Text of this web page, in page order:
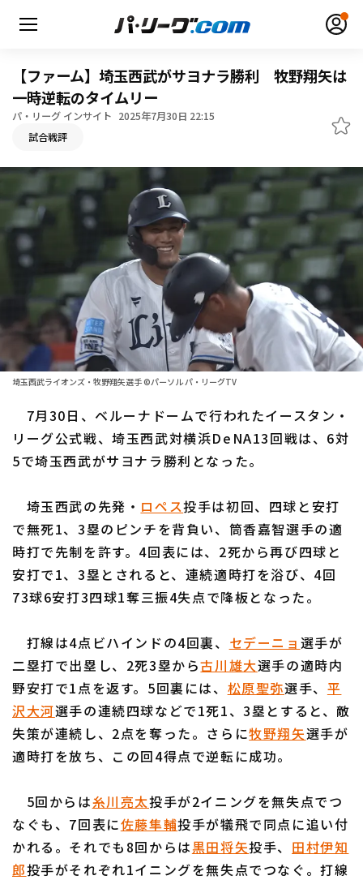
HOME
動画
日程・結果
順位表･成績
1軍公式戦
ファーム東地区
ファーム西地区
交流戦
選手名鑑
選手名鑑トップ
北海道日本ハムファイターズ
東北楽天ゴールデンイーグルス
千葉ロッテマリーンズ
オリックス・バファローズ
福岡ソフトバンクホークス
ニュース
設定
利用規約 プライバシーポリシー
運営会社（別ウィンドウで開く） よくある質問
【ファーム】埼玉西武がサヨナラ勝利 牧野翔矢は
一時逆転のタイムリー
パ・リーグ インサイト 2025年7月30日 22:15
試合戦評
埼玉西武ライオンズ・牧野翔矢選手 ©パーソル パ・リーグTV
7月30日、ベルーナドームで行われたイースタン・
リーグ公式戦、埼玉西武対横浜DeNA13回戦は、6対
5で埼玉西武がサヨナラ勝利となった。
埼玉西武の先発・ ロペス投手は初回、四球と安打
で無死1、3塁のピンチを背負い、筒香嘉智選手の適
時打で先制を許す。4回表には、2死から再び四球と
安打で1、3塁とされると、連続適時打を浴び、4回
73球6安打3四球1奪三振4失点で降板となった。
打線は4点ビハインドの4回裏、 セデーニョ 選手が
二塁打で出塁し、2死3塁から古川雄大選手の適時内
野安打で1点を返す。5回裏には、 松原聖弥選手、 平
沢大河選手の連続四球などで1死1、3塁とすると、敵
失策が連続し、2点を奪った。さらに牧野翔矢選手が
適時打を放ち、この回4得点で逆転に成功。
5回からは糸川亮太投手が2イニングを無失点でつ
なぐも、7回表に佐藤隼輔投手が犠飛で同点に追い付
かれる。それでも8回からは黒田将矢投手、 田村伊知
郎投手がそれぞれ1イニングを無失点でつなぐ。打線